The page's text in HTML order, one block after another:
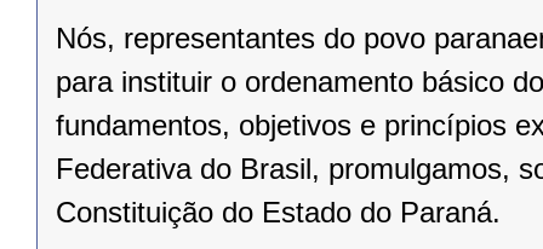
Nós, representantes do povo
para instituir o ordenamento básico
fundamentos, objetivos e princípios
Federativa do Brasil, promulgamos,
Constituição do Estado do Paraná.